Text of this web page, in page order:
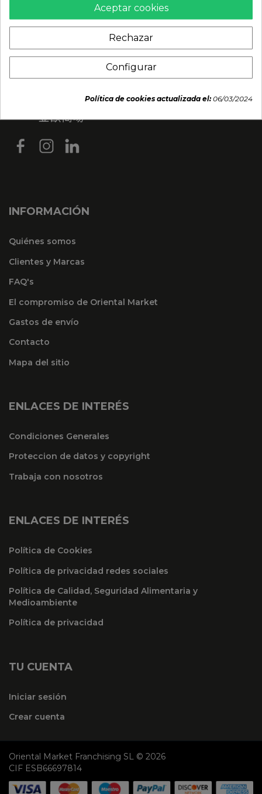
INFORMACIÓN
Quiénes somos
Clientes y Marcas
FAQ's
El compromiso de Oriental Market
Gastos de envío
Contacto
Mapa del sitio
ENLACES DE INTERÉS
Condiciones Generales
Proteccion de datos y copyright
Trabaja con nosotros
ENLACES DE INTERÉS
Política de Cookies
Política de privacidad redes sociales
Política de Calidad, Seguridad Alimentaria y
Medioambiente
Política de privacidad
TU CUENTA
Iniciar sesión
Crear cuenta
Oriental Market Franchising SL © 2026
CIF ESB66697814
Aceptar cookies
Rechazar
Configurar
Política de cookies actualizada el:06/03/2024